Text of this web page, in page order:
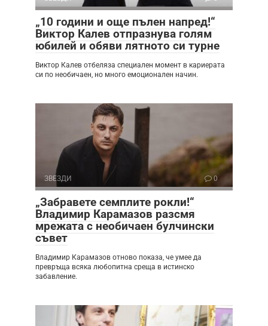
„10 години и още пълен напред!“
Виктор Калев отпразнува голям
юбилей и обяви лятното си турне
Виктор Калев отбеляза специален момент в кариерата
си по необичаен, но много емоционален начин.
ЗВЕЗДИ 0
„Забравете семплите рокли!“
Владимир Карамазов разсмя
мрежата с необичаен булчински
съвет
Владимир Карамазов отново показа, че умее да
превръща всяка любопитна среща в истинско
забавление.